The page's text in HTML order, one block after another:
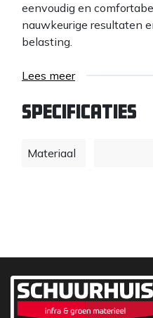
eenvoudig en
nauwkeurige resultaten
belasting.
Lees meer
Specificaties
Materiaal